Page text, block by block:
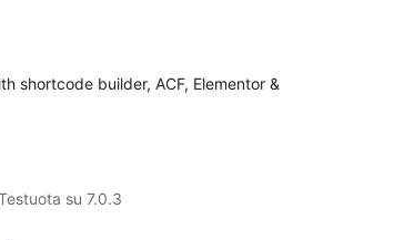
shortcode builder, ACF, Elementor &
su 7.0.3